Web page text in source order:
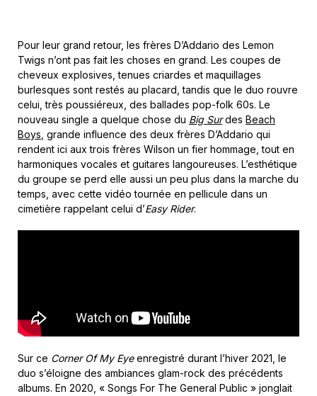
Pour leur grand retour, les frères D’Addario des Lemon
Twigs n’ont pas fait les choses en grand. Les coupes de
cheveux explosives, tenues criardes et maquillages
burlesques sont restés au placard, tandis que le duo rouvre
celui, très poussiéreux, des ballades pop-folk 60s. Le
nouveau single a quelque chose du Big Surdes Beach
Boys, grande influence des deux frères D’Addario qui
rendent ici aux trois frères Wilson un fier hommage, tout en
harmoniques vocales et guitares langoureuses. L’esthétique
du groupe se perd elle aussi un peu plus dans la marche du
temps, avec cette vidéo tournée en pellicule dans un
cimetière rappelant celui d’Easy Rider.
Sur ce Corner Of My Eyeenregistré durant l’hiver 2021, le
duo s’éloigne des ambiances glam-rock des précédents
albums. En 2020, « Songs For The General Public » jonglait